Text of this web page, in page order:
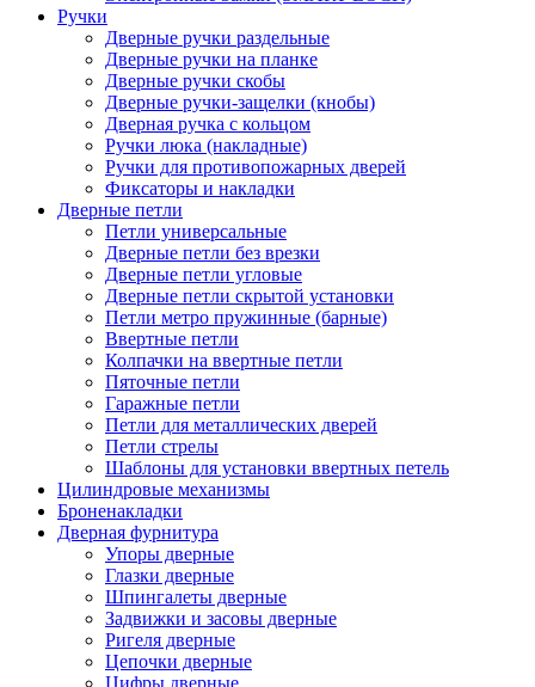
Ручки
Дверные ручки раздельные
Дверные ручки на планке
Дверные ручки скобы
Дверные ручки-защелки (кнобы)
Дверная ручка с кольцом
Ручки люка (накладные)
Ручки для противопожарных дверей
Фиксаторы и накладки
Дверные петли
Петли универсальные
Дверные петли без врезки
Дверные петли угловые
Дверные петли скрытой установки
Петли метро пружинные (барные)
Ввертные петли
Колпачки на ввертные петли
Пяточные петли
Гаражные петли
Петли для металлических дверей
Петли стрелы
Шаблоны для установки ввертных петель
Цилиндровые механизмы
Броненакладки
Дверная фурнитура
Упоры дверные
Глазки дверные
Шпингалеты дверные
Задвижки и засовы дверные
Ригеля дверные
Цепочки дверные
Цифры дверные